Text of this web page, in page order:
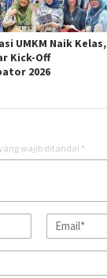
UMKM Naik Kelas,
Kick-Off
2026
wajib ditandai *